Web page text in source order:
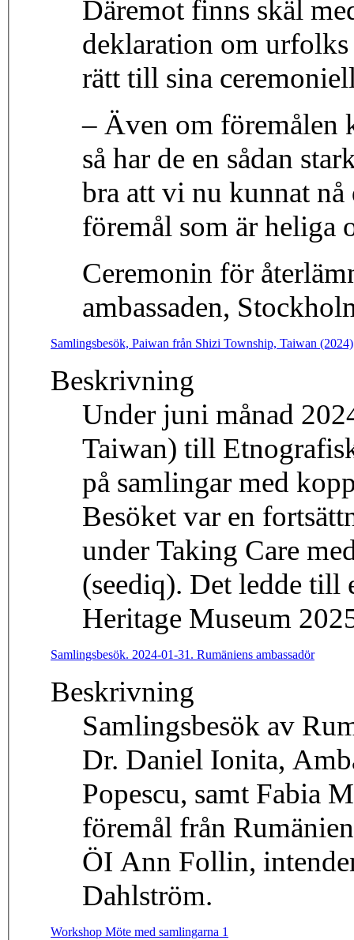
Däremot finns skäl
deklaration om
rätt till sina
– Även om föremålen
så har de en sådan
bra att vi nu kunnat
föremål som är heliga
Ceremonin för
ambassaden,
Samlingsbesök, Paiwan från Shizi Township, Taiwan (2024)
Beskrivning
Under juni månad
Taiwan) till
på samlingar med
Besöket var en
under Taking Care
(seediq). Det ledde
Heritage Museum
Samlingsbesök. 2024-01-31. Rumäniens ambassadör
Beskrivning
Samlingsbesök av
Dr. Daniel Ionita,
Popescu, samt Fabia
föremål från
ÖI Ann Follin,
Dahlström.
Workshop Möte med samlingarna 1